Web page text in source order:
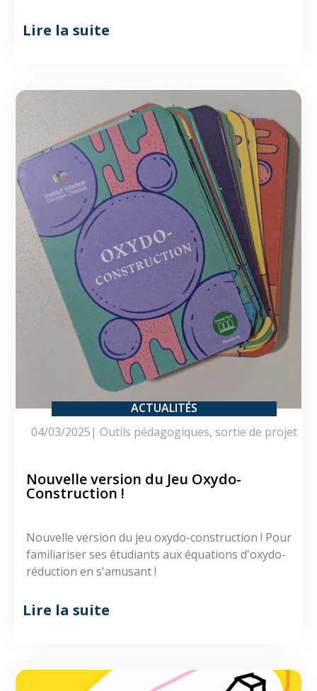
Lire la suite
ACTUALITÉS
04/03/2025| Outils pédagogiques, sortie de projet
Nouvelle version du Jeu Oxydo-
Construction !
Nouvelle version du jeu oxydo-construction ! Pour
familiariser ses étudiants aux équations d'oxydo-
réduction en s'amusant !
Lire la suite